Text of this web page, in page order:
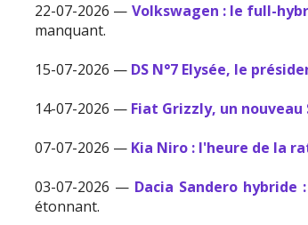
22-07-2026 — Volkswagen : le full-
manquant.
15-07-2026 — DS N°7 Elysée, le
14-07-2026 — Fiat Grizzly, un
07-07-2026 — Kia Niro : l'heure de la
03-07-2026 — Dacia Sandero
étonnant.